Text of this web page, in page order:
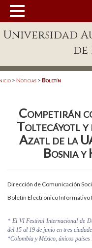
Enlaces
Patronato
Plataforma Garza
Publicaciones en línea
Alumnado
Personal
Universidad
> Noticias > Boletín
Competirán
Toltecáyotl y
Azatl de la
Bosnia y
Dirección de Comunicación
Boletín Electrónico Informativo
* El VI Festival Internacional de
del 15 al 19 de junio en tres
*Colombia y México, únicos